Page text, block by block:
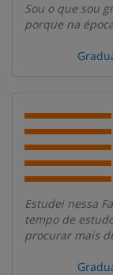
Sou o que sou
porque na
Estudei nessa
tempo de
procurar mais